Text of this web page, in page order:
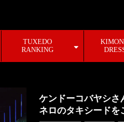
TUXEDO
RANKING
ケンドーコバヤシさ
ネロのタキシードを